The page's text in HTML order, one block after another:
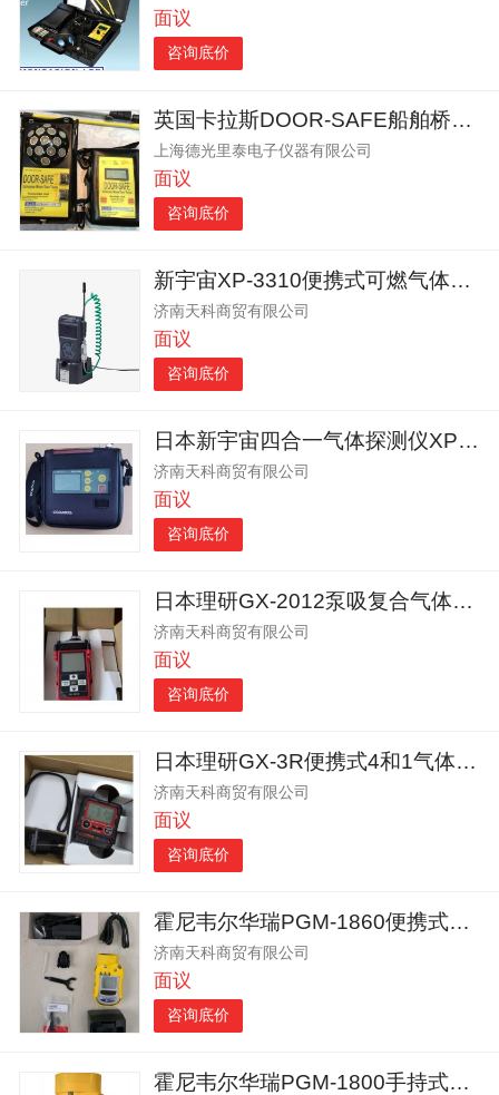
面议
咨询底价
英国卡拉斯DOOR-SAFE船舶桥楼门窗水密检测仪
上海德光里泰电子仪器有限公司
面议
咨询底价
新宇宙XP-3310便携式可燃气体检测器报警仪
济南天科商贸有限公司
面议
咨询底价
日本新宇宙四合一气体探测仪XP-302M复合式气体检测仪
济南天科商贸有限公司
面议
咨询底价
日本理研GX-2012泵吸复合气体检测仪手持四合一报警仪
济南天科商贸有限公司
面议
咨询底价
日本理研GX-3R便携式4和1气体报警器
济南天科商贸有限公司
面议
咨询底价
霍尼韦尔华瑞PGM-1860便携式有毒气体探测报警仪
济南天科商贸有限公司
面议
咨询底价
霍尼韦尔华瑞PGM-1800手持式光离子检测报警仪